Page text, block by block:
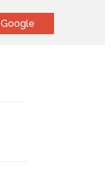
Google